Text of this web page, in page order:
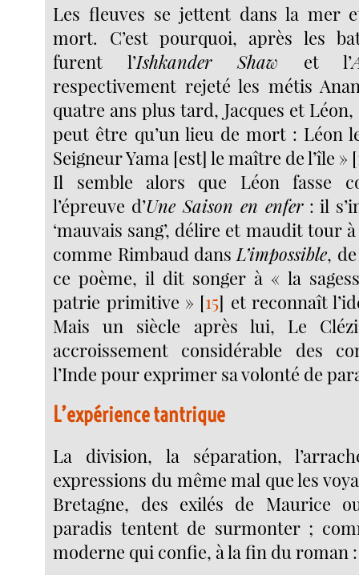
Les fleuves se jettent dans la mer
mort. C’est pourquoi, après les
furent l’Ishkander Shaw et l’
respectivement rejeté les métis
quatre ans plus tard, Jacques et Léon,
peut être qu’un lieu de mort : Léon
Seigneur Yama [est] le maître de l’île » [
Il semble alors que Léon fasse
l’épreuve d’Une Saison en enfer: il
‘mauvais sang’, délire et maudit tour
comme Rimbaud dans L’impossible,
ce poème, il dit songer à « la
patrie primitive » [15] et reconnaît
Mais un siècle après lui, Le
accroissement considérable des
l’Inde pour exprimer sa volonté de
L’expérience tantrique
La division, la séparation,
expressions du même mal que les
Bretagne, des exilés de Maurice
paradis tentent de surmonter ;
moderne qui confie, à la fin du roman :